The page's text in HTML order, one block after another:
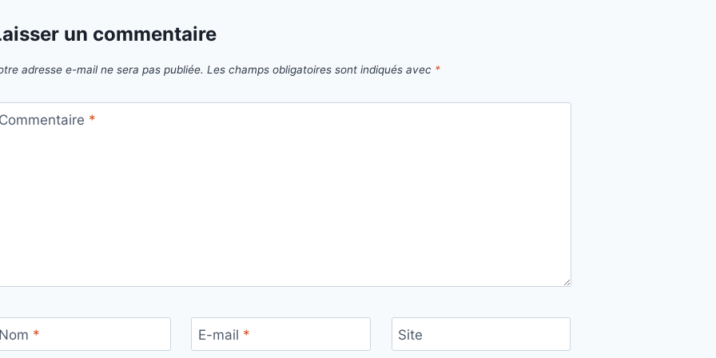
un commentaire
adresse e-mail ne sera pas publiée. Les champs obligatoires sont indiqués avec *
*
* E-mail * Site